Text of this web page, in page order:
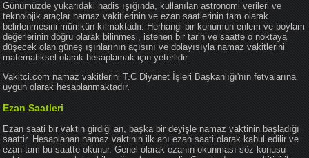
Günümüzde yukarıdaki hadis ışığında, kullanılan astronomi verileri ve
teknolojik araçlar namaz vakitlerinin ve ezan saatlerinin tam olarak
belirlenmesini mümkün kılmaktadır. Herhangi bir konumun enlem ve boylam
değerlerinin doğru olarak bilinmesi, istenen bir tarih ve saatte o noktaya
düşecek olan güneş ışınlarının açısını ve dolayısıyla namaz vakitlerini
matematiksel olarak hesaplamak için yeterlidir.
Vakitci.com namaz vakitlerini T.C Diyanet İşleri Başkanlığı'nın fetvalarına
uygun olarak hesaplanmaktadır.
Ezan Saatleri
Ezan saati bir vaktin girdiği an, başka bir deyişle namaz vaktinin başladığı
saattir. Hesaplanan namaz vaktinin ilk anı ezan saati olarak kabul edilir ve
ezan tam bu saatte okunur. Genel olarak ezanın okunması söz konusu